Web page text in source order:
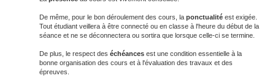
De même, pour le bon déroulement des cours, la ponctualité est exigée.
Tout étudiant veillera à être connecté ou en classe à l'heure du début de la
séance et ne se déconnectera ou sortira que lorsque celle-ci se termine.
De plus, le respect des échéances est une condition essentielle à la
bonne organisation des cours et à l'évaluation des travaux et des
épreuves.